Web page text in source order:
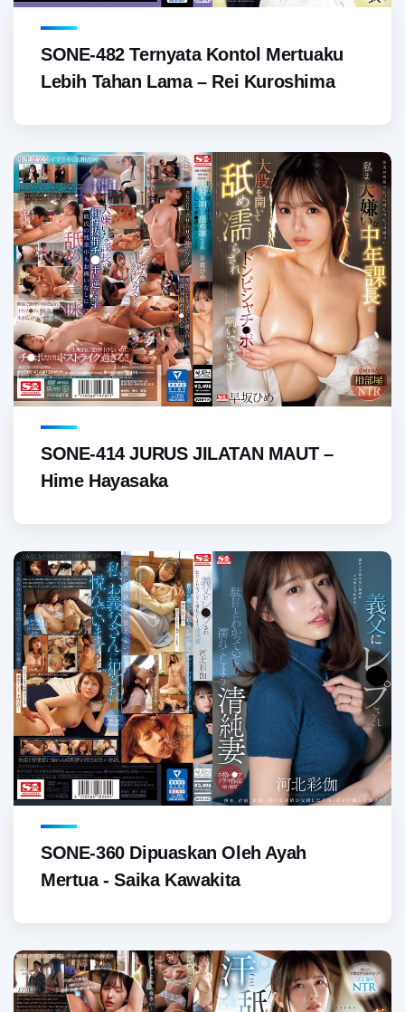
SONE-482 Ternyata Kontol Mertuaku
Lebih Tahan Lama – Rei Kuroshima
SONE-414 JURUS JILATAN MAUT –
Hime Hayasaka
SONE-360 Dipuaskan Oleh Ayah
Mertua - Saika Kawakita